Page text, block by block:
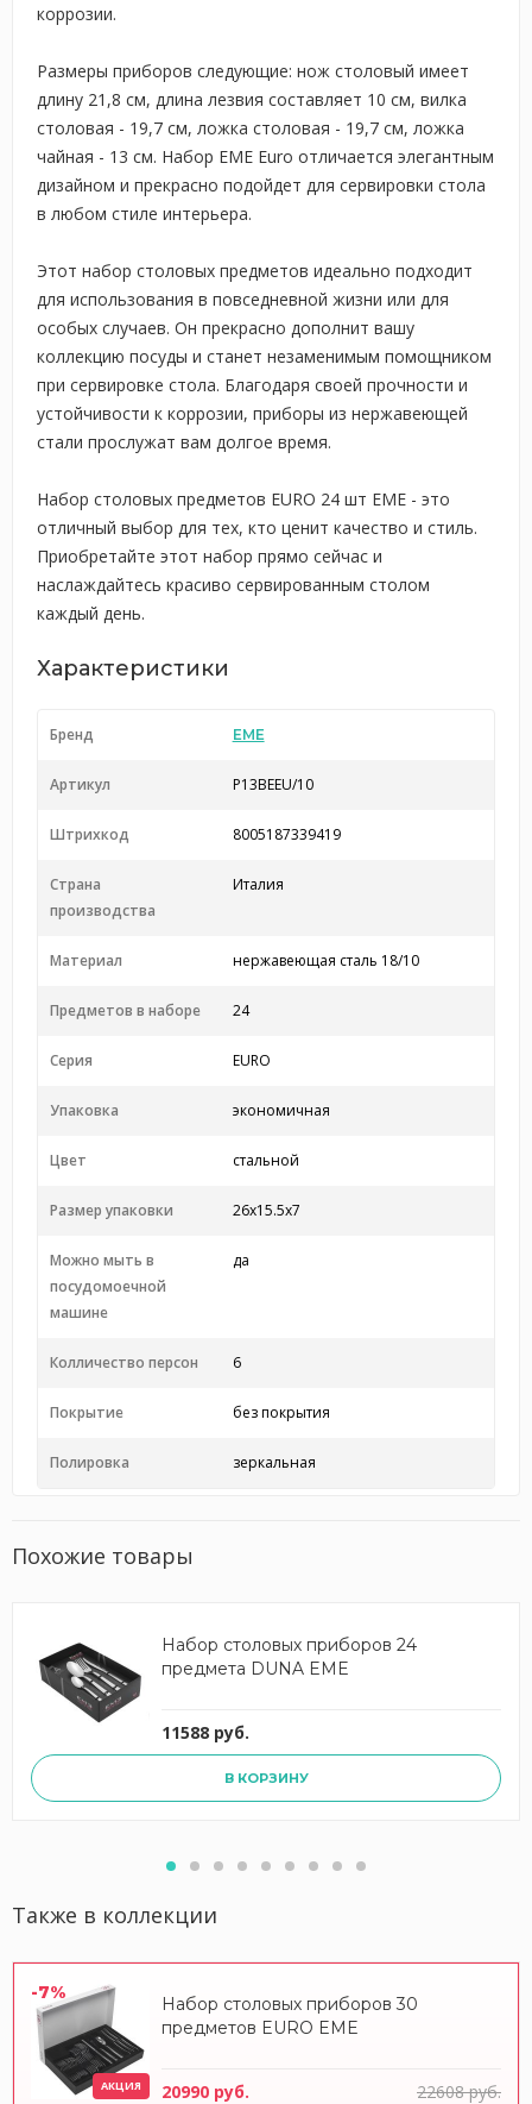
коррозии.
Размеры приборов следующие: нож столовый имеет
длину 21,8 см, длина лезвия составляет 10 см, вилка
столовая - 19,7 см, ложка столовая - 19,7 см, ложка
чайная - 13 см. Набор EME Euro отличается элегантным
дизайном и прекрасно подойдет для сервировки стола
в любом стиле интерьера.
Этот набор столовых предметов идеально подходит
для использования в повседневной жизни или для
особых случаев. Он прекрасно дополнит вашу
коллекцию посуды и станет незаменимым помощником
при сервировке стола. Благодаря своей прочности и
устойчивости к коррозии, приборы из нержавеющей
стали прослужат вам долгое время.
Набор столовых предметов EURO 24 шт EME - это
отличный выбор для тех, кто ценит качество и стиль.
Приобретайте этот набор прямо сейчас и
наслаждайтесь красиво сервированным столом
каждый день.
Характеристики
Бренд EME
Артикул P13BEEU/10
Штрихкод 8005187339419
Страна
производства
Италия
Материал нержавеющая сталь 18/10
Предметов в наборе 24
Серия EURO
Упаковка экономичная
Цвет стальной
Размер упаковки 26x15.5x7
Можно мыть в
посудомоечной
машине
да
Колличество персон 6
Покрытие без покрытия
Полировка зеркальная
Похожие товары
Набор столовых приборов 24
предмета DUNA EME
11588 руб.
В КОРЗИНУ
Также в коллекции
-7%
АКЦИЯ
Набор столовых приборов 30
предметов EURO EME
20990 руб. 22608 руб.